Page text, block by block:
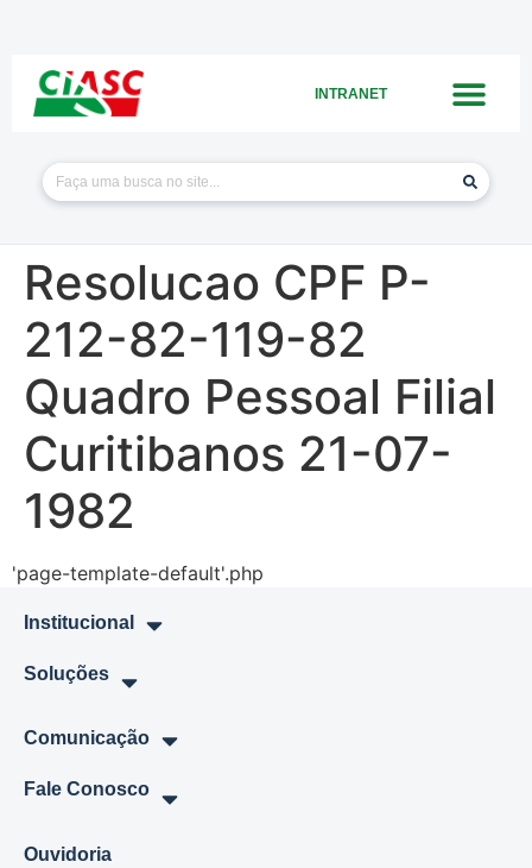
INTRANET
Resolucao CPF P-
212-82-119-82
Quadro Pessoal Filial
Curitibanos 21-07-
1982
'page-template-default'.php
Institucional
Soluções
Comunicação
Fale Conosco
Ouvidoria